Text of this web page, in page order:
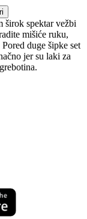
širok spektar vežbi
mišiće ruku,
duge šipke set
jer su laki za